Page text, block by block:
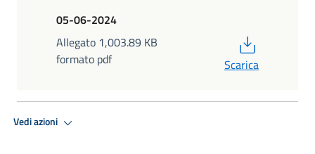
05-06-2024
Allegato 1,003.89 KB
formato pdf
Scarica
Vedi azioni